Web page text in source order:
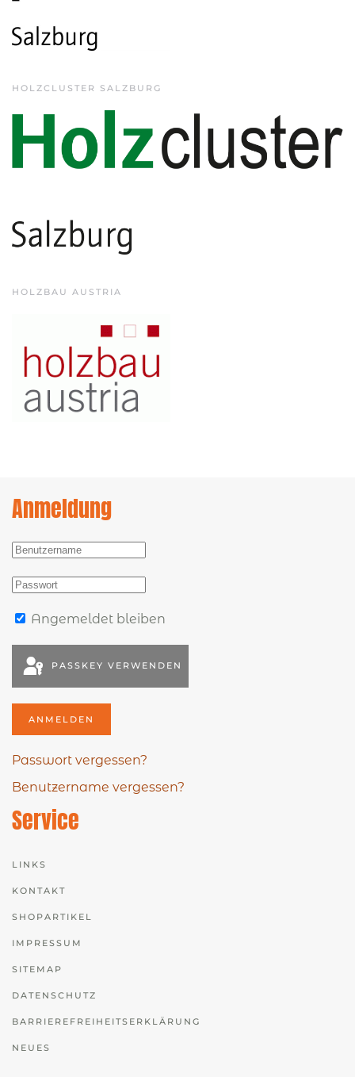
HOLZCLUSTER SALZBURG
HOLZBAU AUSTRIA
Anmeldung
Angemeldet bleiben
PASSKEY VERWENDEN
ANMELDEN
Passwort vergessen?
Benutzername vergessen?
Service
LINKS
KONTAKT
SHOPARTIKEL
IMPRESSUM
SITEMAP
DATENSCHUTZ
BARRIEREFREIHEITSERKLÄRUNG
NEUES